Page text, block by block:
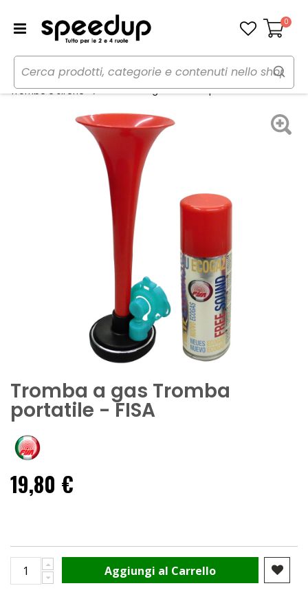
Carrello
0
Home Auto
Audio elettronica mobile
Trombe e sirene
Tromba a gas Tromba portatile - FISA
Tromba a gas Tromba
portatile - FISA
19,80 €
Aggiungi al Carrello